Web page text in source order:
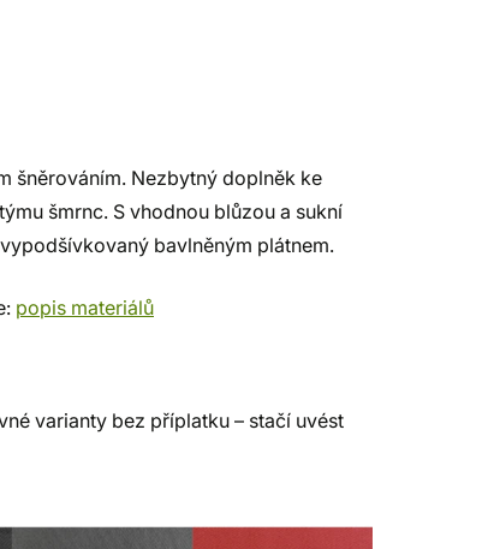
šněrováním. Nezbytný doplněk ke
šmrnc. S vhodnou blůzou a sukní
bavlněným plátnem.
popis materiálů
varianty bez příplatku – stačí uvést